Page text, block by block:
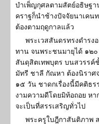
บำเพ็ญกุศลตามสัตย์อธิษฐา
คราฐก็นำช้างปัจจัยนาเคน
ต้องตามฤดูกาลแล้ว
พระเวสสันดรทรงดำร
ทาน จนพระชนมายุได้ ๑๒๐
สันดุสิตเทพบุตร บนสวรรค์
มัทรี ชาลี กัณหา ต้องนิราศ
๑๕ วัน ชาดกเรื่องนี้มีคติธร
งามความดีโดยมิท้อถอย ห
จะเป็นที่สรรเสริญทั่วไป
พระครูใบฎีกาสันติภาพ